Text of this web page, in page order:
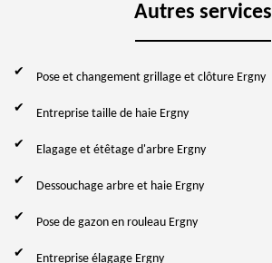
Autres services
Pose et changement grillage et clôture Ergny
Entreprise taille de haie Ergny
Elagage et étêtage d'arbre Ergny
Dessouchage arbre et haie Ergny
Pose de gazon en rouleau Ergny
Entreprise élagage Ergny